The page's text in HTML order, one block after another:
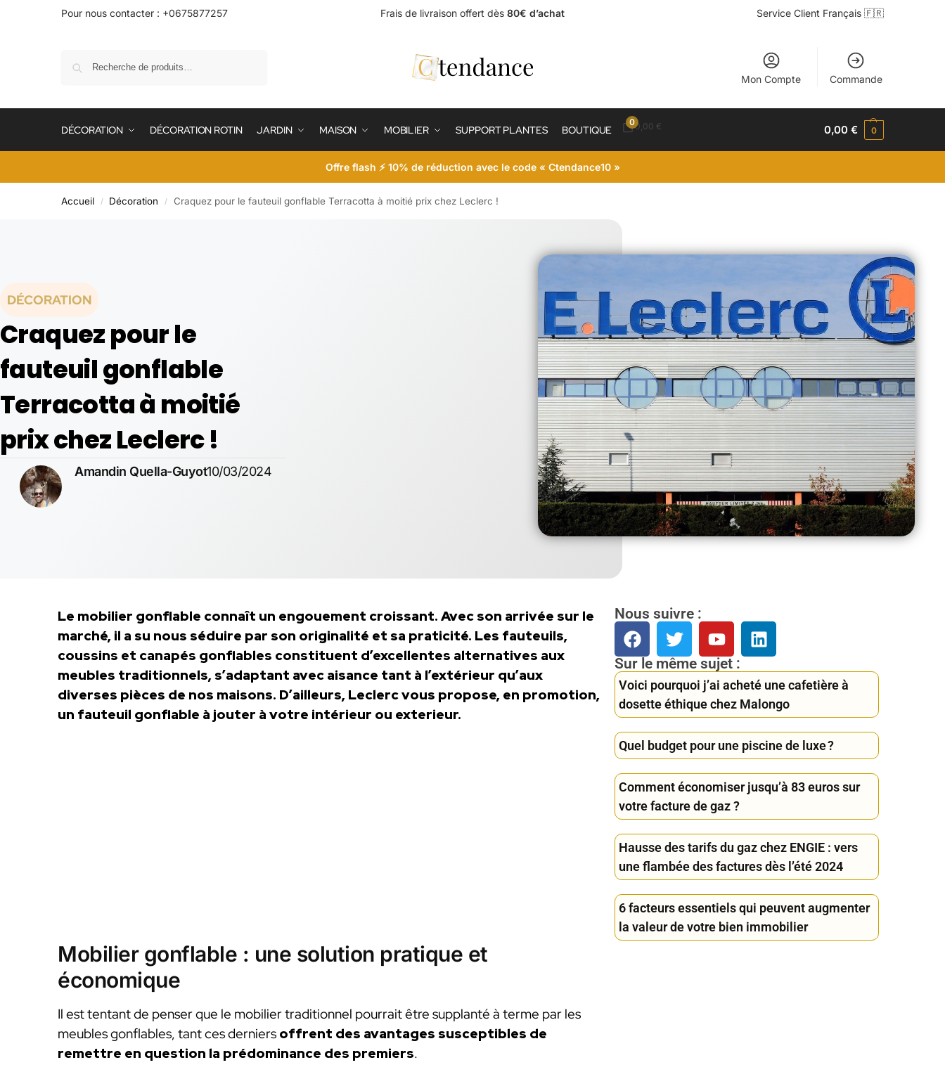
Pour nous contacter : +0675877257 Frais de livraison offert dès 80€ d’achat Service Client Français 🇫🇷
Mon Compte Commande
DÉCORATION DÉCORATION ROTIN JARDIN MAISON MOBILIER SUPPORT PLANTES BOUTIQUE
00,00 € 0,00€ 0
Offre flash ⚡ 10% de réduction avec le code « Ctendance10 »
Accueil / Décoration / Craquez pour le fauteuil gonflable Terracotta à moitié prix chez Leclerc !
DÉCORATION
Craquez pour le
fauteuil gonflable
Terracotta à moitié
prix chez Leclerc !
Amandin Quella-Guyot10/03/2024
Le mobilier gonflable connaît un engouement croissant. Avec son arrivée sur le
marché, il a su nous séduire par son originalité et sa praticité. Les fauteuils,
coussins et canapés gonflables constituent d’excellentes alternatives aux
meubles traditionnels, s’adaptant avec aisance tant à l’extérieur qu’aux
diverses pièces de nos maisons. D’ailleurs, Leclerc vous propose, en promotion,
un fauteuil gonflable à jouter à votre intérieur ou exterieur.
Mobilier gonflable : une solution pratique et
économique
Il est tentant de penser que le mobilier traditionnel pourrait être supplanté à terme par les
meubles gonflables, tant ces derniers offrent des avantages susceptibles de
remettre en question la prédominance des premiers.
Nous suivre :
Sur le même sujet :
Voici pourquoi j’ai acheté une cafetière à
dosette éthique chez Malongo
Quel budget pour une piscine de luxe ?
Comment économiser jusqu’à 83 euros sur
votre facture de gaz ?
Hausse des tarifs du gaz chez ENGIE : vers
une flambée des factures dès l’été 2024
6 facteurs essentiels qui peuvent augmenter
la valeur de votre bien immobilier